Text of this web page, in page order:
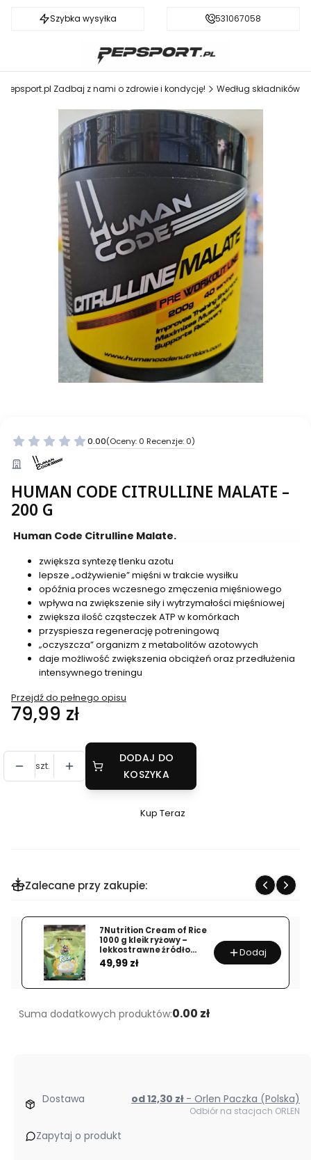
Szybka wysyłka Darmowa dostawa od 199 zł
531067058
Pepsport.pl Zadbaj z nami o zdrowie i kondycję! Według składników
0.00(Oceny: 0 Recenzje: 0)
HUMAN CODE CITRULLINE MALATE –
200 G
Human Code Citrulline Malate.
zwiększa syntezę tlenku azotu
lepsze „odżywienie” mięśni w trakcie wysiłku
opóźnia proces wczesnego zmęczenia mięśniowego
wpływa na zwiększenie siły i wytrzymałości mięśniowej
zwiększa ilość cząsteczek ATP w komórkach
przyspiesza regenerację potreningową
„oczyszcza” organizm z metabolitów azotowych
daje możliwość zwiększenia obciążeń oraz przedłużenia
intensywnego treningu
Przejdź do pełnego opisu
Cena
79,99 zł
szt.
DODAJ DO
KOSZYKA
Szybki
CITRULLINE
MALATE
–
G
Kup Teraz
Zalecane przy zakupie:
7Nutrition Cream of Rice
1000 g kleik ryżowy –
lekkostrawne źródło
węglowodanów
Cena
49,99 zł
Dodaj
Suma dodatkowych produktów:0.00 zł
Dostawa od 12,30 zł - Orlen Paczka (Polska)
Odbiór na stacjach ORLEN
Zapytaj o produkt